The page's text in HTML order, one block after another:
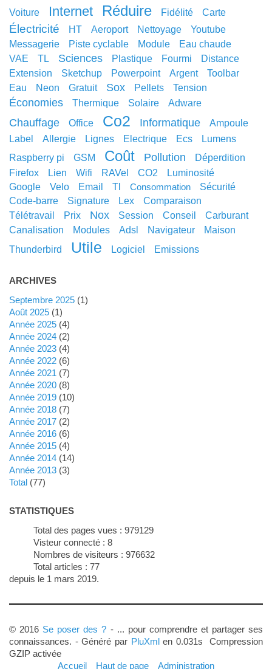
voiture
internet réduire fidélité carte
électricité HT aeroport nettoyage
youtube
messagerie
piste cyclable module
eau chaude
VAE
TL sciences plastique fourmi
distance
extension
sketchup powerpoint argent
toolbar
eau
neon gratuit sox pellets tension
économies thermique solaire adware
chauffage office co2 informatique
ampoule
label
allergie lignes electrique ecs
lumens
raspberry pi
GSM coût pollution
déperdition
Firefox
lien wifi RAVel CO2
luminosité
google
velo email tl consommation
sécurité
code-barre
signature lex
comparaison
télétravail
prix nox session conseil
carburant
canalisation
modules adsl navigateur
maison
thunderbird
utile logiciel emissions
ARCHIVES
septembre 2025(1)
août 2025(1)
année 2025(4)
année 2024(2)
année 2023(4)
année 2022(6)
année 2021 (7)
année 2020(8)
année 2019(10)
année 2018(7)
année 2017(2)
année 2016(6)
année 2015(4)
année 2014(14)
année 2013(3)
total (77)
STATISTIQUES
Total des pages vues : 979129
Visteur connecté : 8
Nombres de visiteurs : 976632
Total articles : 77
depuis le 1 mars 2019.
© 2016 Se poser des ? - ... pour comprendre et partager ses
connaissances. - Généré par PluXmlen 0.031s Compression
GZIP activée
Accueil
Haut de page Administration